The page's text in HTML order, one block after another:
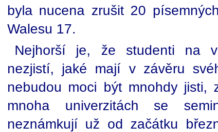
byla nucena zrušit 20
Walesu 17.
Nejhorší je, že studenti na
nezjistí, jaké mají v závěru
nebudou moci být mnohdy jisti,
mnoha univerzitách se
neznámkují už od začátku